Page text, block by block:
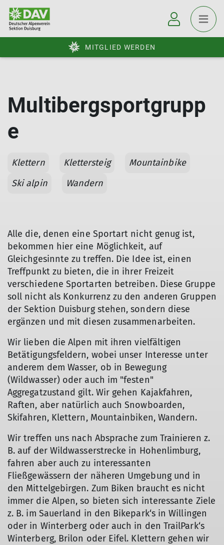
MITGLIED WERDEN
Multibergsportgrupp
e
Klettern Klettersteig
Mountainbike
Ski alpin
Wandern
Alle die, denen eine Sportart nicht genug ist,
bekommen hier eine Möglichkeit, auf
Gleichgesinnte zu treffen. Die Idee ist, einen
Treffpunkt zu bieten, die in ihrer Freizeit
verschiedene Sportarten betreiben. Diese Gruppe
soll nicht als Konkurrenz zu den anderen Gruppen
der Sektion Duisburg stehen, sondern diese
ergänzen und mit diesen zusammenarbeiten.
Wir lieben die Alpen mit ihren vielfältigen
Betätigungsfeldern, wobei unser Interesse unter
anderem dem Wasser, ob in Bewegung
(Wildwasser) oder auch im "festen"
Aggregatzustand gilt. Wir gehen Kajakfahren,
Raften, aber natürlich auch Snowboarden,
Skifahren, Klettern, Mountainbiken, Wandern.
Wir treffen uns nach Absprache zum Trainieren z.
B. auf der Wildwasserstrecke in Hohenlimburg,
fahren aber auch zu interessanten
Fließgewässern der näheren Umgebung und in
den Mittelgebirgen. Zum Biken braucht es nicht
immer die Alpen, so bieten sich interessante Ziele
z. B. im Sauerland in den Bikepark‘s in Willingen
oder in Winterberg oder auch in den TrailPark‘s
Winterberg, Brilon oder Eifel. Klettern gehen wir